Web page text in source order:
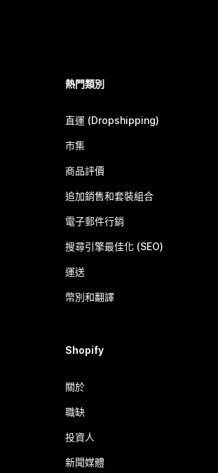
熱門類別
直運 (Dropshipping)
市集
商品評價
追加銷售和套裝組合
電子郵件行銷
搜尋引擎最佳化 (SEO)
運送
幣別和翻譯
Shopify
關於
職缺
投資人
新聞媒體